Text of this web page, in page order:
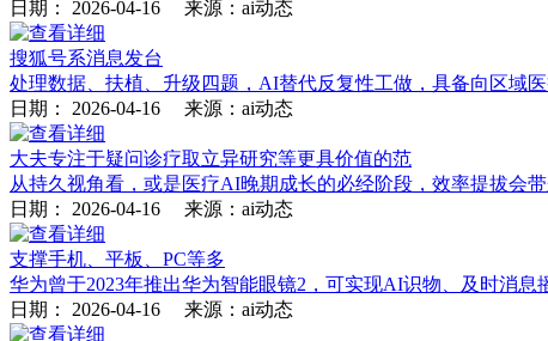
日期： 2026-04-16 来源：ai动态
搜狐号系消息发台
处理数据、扶植、升级四题，AI替代反复性工做，具备向区域
日期： 2026-04-16 来源：ai动态
大夫专注于疑问诊疗取立异研究等更具价值的范
从持久视角看，或是医疗AI晚期成长的必经阶段，效率提拔会
日期： 2026-04-16 来源：ai动态
支撑手机、平板、PC等多
华为曾于2023年推出华为智能眼镜2，可实现AI识物、及时消
日期： 2026-04-16 来源：ai动态